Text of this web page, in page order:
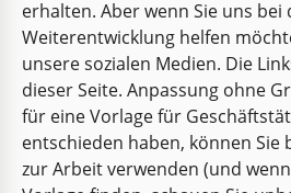
erhalten. Aber wenn Sie uns bei
Weiterentwicklung helfen
unsere sozialen Medien. Die
dieser Seite. Anpassung ohne
für eine Vorlage für
entschieden haben, können Sie
zur Arbeit verwenden (und